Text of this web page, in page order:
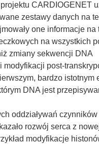
CARDIOGENET
zestawy danych na
one informacje na
na wszystkich
zmiany sekwencji DNA
modyfikacji post-
bardzo istotnym
DNA jest
oddziaływań czynników
rozwój serca z
modyfikacje